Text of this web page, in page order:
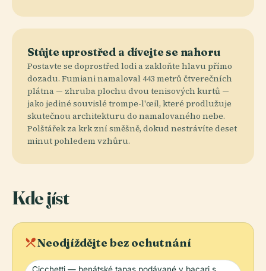
Stůjte uprostřed a dívejte se nahoru
Postavte se doprostřed lodi a zakloňte hlavu přímo
dozadu. Fumiani namaloval 443 metrů čtverečních
plátna — zhruba plochu dvou tenisových kurtů —
jako jediné souvislé trompe-l'œil, které prodlužuje
skutečnou architekturu do namalovaného nebe.
Polštářek za krk zní směšně, dokud nestrávíte deset
minut pohledem vzhůru.
Kde jíst
local_diningNeodjíždějte bez ochutnání
Cicchetti — benátské tapas podávané v bacari s